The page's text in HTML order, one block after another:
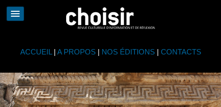
ACCUEIL | A PROPOS| NOS ÉDITIONS| CONTACTS